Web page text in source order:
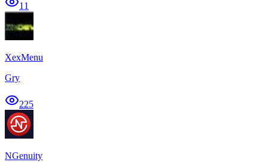
11
XexMenu
Gry
225
NGenuity